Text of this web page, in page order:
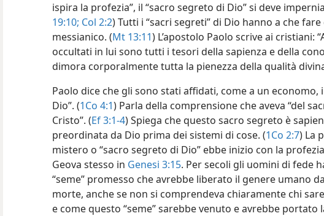
ispira la profezia”, il “sacro segreto di Dio” si deve
19:10; Col 2:2) Tutti i “sacri segreti” di Dio hanno a che
messianico. (Mt 13:11) L’apostolo Paolo scrive ai cristiani:
occultati in lui sono tutti i tesori della sapienza e della
dimora corporalmente tutta la pienezza della qualità
Paolo dice che gli sono stati affidati, come a un economo,
Dio”. (1Co 4:1) Parla della comprensione che aveva “del
Cristo”. (Ef 3:1-4) Spiega che questo sacro segreto è
preordinata da Dio prima dei sistemi di cose. (1Co 2:7) La
mistero o “sacro segreto di Dio” ebbe inizio con la
Geova stesso in Genesi 3:15. Per secoli gli uomini di fede
“seme” promesso che avrebbe liberato il genere umano
morte, anche se non si comprendeva chiaramente chi
e come questo “seme” sarebbe venuto e avrebbe portato